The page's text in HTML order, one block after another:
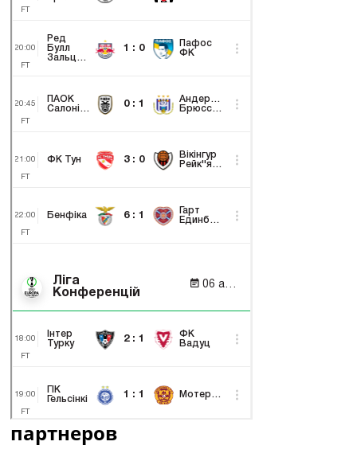
партнеров